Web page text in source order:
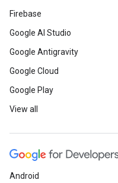
Firebase
Google AI Studio
Google Antigravity
Google Cloud
Google Play
View all
Android